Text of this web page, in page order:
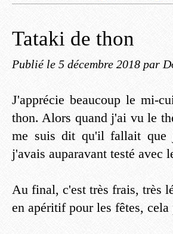
Tataki de thon
Publié le 5 décembre 2018 par
J'apprécie beaucoup le mi-
thon. Alors quand j'ai vu le
me suis dit qu'il fallait que
j'avais auparavant testé avec
Au final, c'est très frais, très
en apéritif pour les fêtes, cela